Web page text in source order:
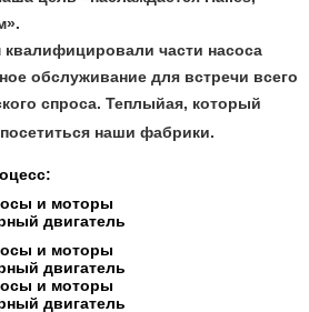
части насоса
обслуживание для встречи всего
спроса. Теплыйая, который
наши фабрики.